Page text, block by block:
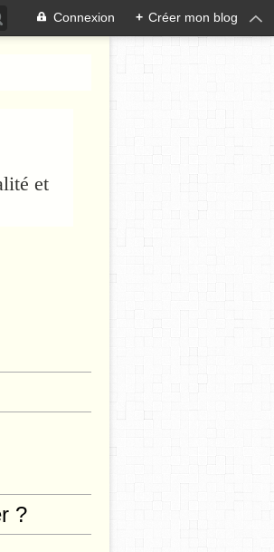
Connexion + Créer mon blog
et
?